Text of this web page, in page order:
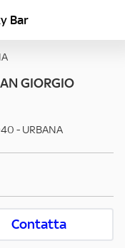
Bar
GIORGIO
- URBANA
Contatta